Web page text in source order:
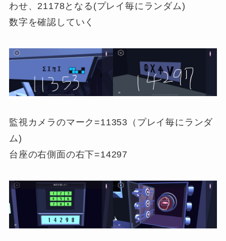
わせ、21178となる(プレイ毎にランダム)
数字を確認していく
監視カメラのマーク=11353（プレイ毎にランダ
ム)
台座の右側面の右下=14297